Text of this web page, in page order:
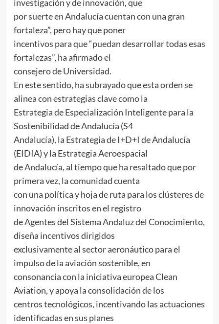
investigación y de innovación, que
por suerte en Andalucía cuentan con una gran
fortaleza”, pero hay que poner
incentivos para que “puedan desarrollar todas esas
fortalezas”, ha afirmado el
consejero de Universidad.
En este sentido, ha subrayado que esta orden se
alinea con estrategias clave como la
Estrategia de Especialización Inteligente para la
Sostenibilidad de Andalucía (S4
Andalucía), la Estrategia de I+D+I de Andalucía
(EIDIA) y la Estrategia Aeroespacial
de Andalucía, al tiempo que ha resaltado que por
primera vez, la comunidad cuenta
con una política y hoja de ruta para los clústeres de
innovación inscritos en el registro
de Agentes del Sistema Andaluz del Conocimiento,
diseña incentivos dirigidos
exclusivamente al sector aeronáutico para el
impulso de la aviación sostenible, en
consonancia con la iniciativa europea Clean
Aviation, y apoya la consolidación de los
centros tecnológicos, incentivando las actuaciones
identificadas en sus planes